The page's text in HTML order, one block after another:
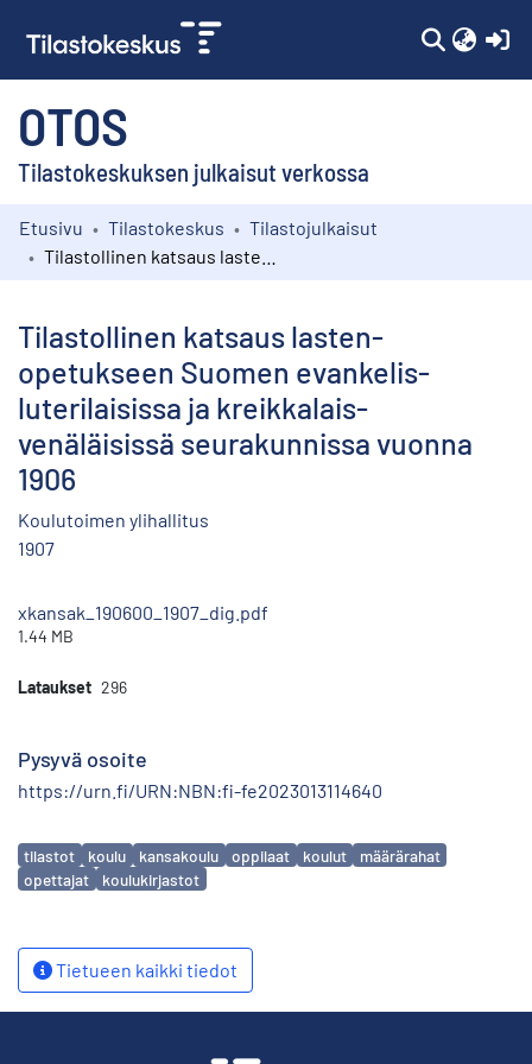
OTOS
Tilastokeskuksen julkaisut verkossa
Kokoelmat
Etusivu Tilastokeskus
Tilastojulkaisut
Tilastollinen katsaus lasten-
opetukseen Suomen evankelis-
luterilaisissa ja kreikkalais-
venäläisissä seurakunnissa vuonna
1906
Koulutoimen ylihallitus
1907
xkansak_190600_1907_dig.pdf
1.44 MB
Lataukset 296
Pysyvä osoite
https://urn.fi/URN:NBN:fi-fe2023013114640
Avainsanat
tilastot koulu kansakoulu oppilaat koulut
määrärahat
opettajat
koulukirjastot
Tietueen kaikki tiedot